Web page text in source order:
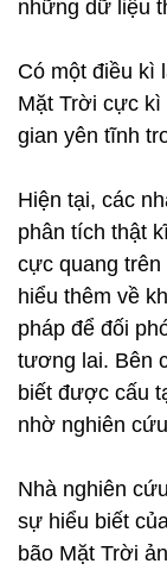
những dữ liệu
Có một điều kì
Mặt Trời cực kì
gian yên tĩnh
Hiện tại, các
phân tích thật
cực quang trên
hiểu thêm về
pháp để đối
tương lai. Bên
biết được cấu
nhờ nghiên
Nhà nghiên
sự hiểu biết
bão Mặt Trời